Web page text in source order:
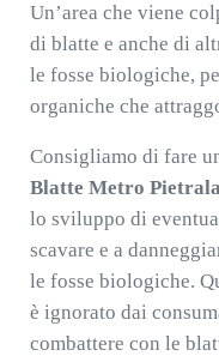
Un’area che viene
di blatte e anche di
le fosse biologiche,
organiche che
Consigliamo di fare
Blatte Metro
lo sviluppo di
scavare e a
le fosse biologiche.
è ignorato dai
combattere con le